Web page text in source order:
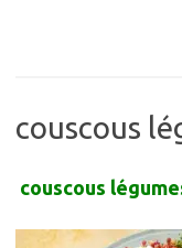
couscous
couscous